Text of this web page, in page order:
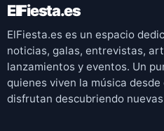
ElFiesta.es
ElFiesta.es es un espacio
noticias, galas, entrevistas,
lanzamientos y eventos. Un
quienes viven la música
disfrutan descubriendo